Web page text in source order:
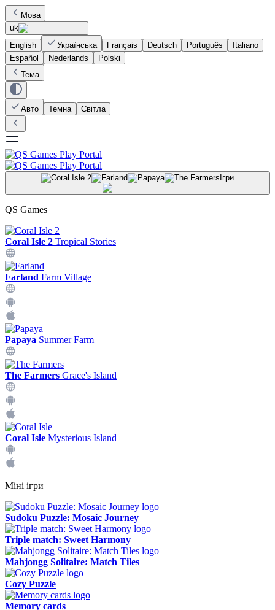
Мова
uk
English
Українська Français Deutsch Português
Italiano
Español
Nederlands
Polski
Тема
Авто Темна Світла
Ігри
QS Games
Coral Isle 2 Tropical Stories
Farland Farm Village
Papaya Summer Farm
The Farmers Grace's Island
Coral Isle Mysterious Island
Міні ігри
Sudoku Puzzle: Mosaic Journey
Triple match: Sweet Harmony
Mahjongg Solitaire: Match Tiles
Cozy Puzzle
Memory cards